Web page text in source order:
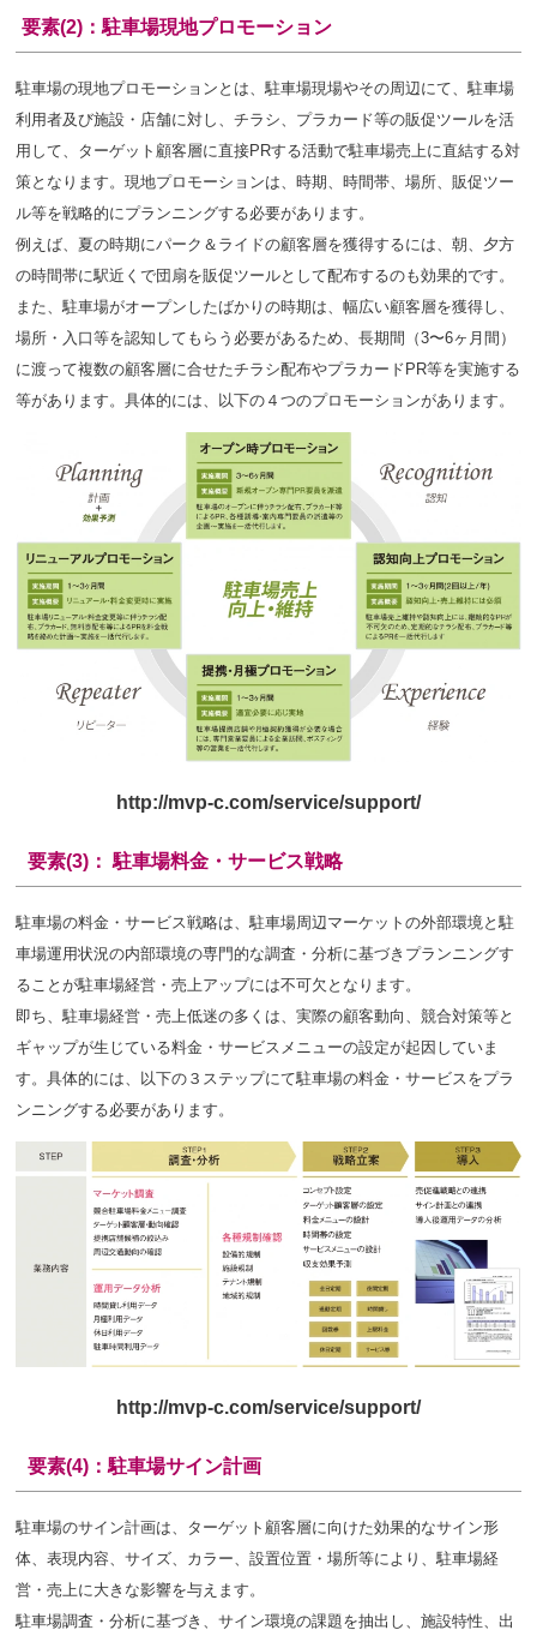
要素(2)：駐車場現地プロモーション
駐車場の現地プロモーションとは、駐車場現場やその周辺にて、駐車場
利用者及び施設・店舗に対し、チラシ、プラカード等の販促ツールを活
用して、ターゲット顧客層に直接PRする活動で駐車場売上に直結する対
策となります。現地プロモーションは、時期、時間帯、場所、販促ツー
ル等を戦略的にプランニングする必要があります。
例えば、夏の時期にパーク＆ライドの顧客層を獲得するには、朝、夕方
の時間帯に駅近くで団扇を販促ツールとして配布するのも効果的です。
また、駐車場がオープンしたばかりの時期は、幅広い顧客層を獲得し、
場所・入口等を認知してもらう必要があるため、長期間（3〜6ヶ月間）
に渡って複数の顧客層に合せたチラシ配布やプラカードPR等を実施する
等があります。具体的には、以下の４つのプロモーションがあります。
http://mvp-c.com/service/support/
要素(3)： 駐車場料金・サービス戦略
駐車場の料金・サービス戦略は、駐車場周辺マーケットの外部環境と駐
車場運用状況の内部環境の専門的な調査・分析に基づきプランニングす
ることが駐車場経営・売上アップには不可欠となります。
即ち、駐車場経営・売上低迷の多くは、実際の顧客動向、競合対策等と
ギャップが生じている料金・サービスメニューの設定が起因していま
す。具体的には、以下の３ステップにて駐車場の料金・サービスをプラ
ンニングする必要があります。
http://mvp-c.com/service/support/
要素(4)：駐車場サイン計画
駐車場のサイン計画は、ターゲット顧客層に向けた効果的なサイン形
体、表現内容、サイズ、カラー、設置位置・場所等により、駐車場経
営・売上に大きな影響を与えます。
駐車場調査・分析に基づき、サイン環境の課題を抽出し、施設特性、出